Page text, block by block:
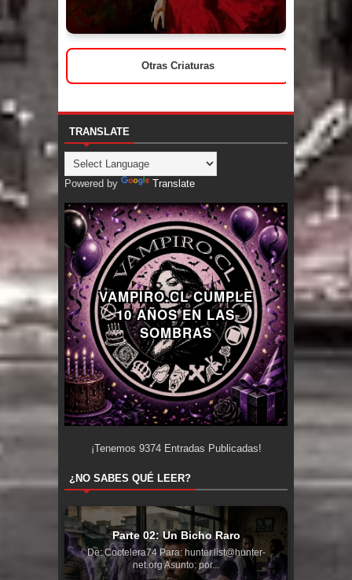
Otras Criaturas
TRANSLATE
Powered by Translate
VAMPIRO.CL CUMPLE
10 AÑOS EN LAS
SOMBRAS
¡Tenemos 9374Entradas Publicadas!
¿NO SABES QUÉ LEER?
Parte 02: Un Bicho Raro
De: Coctelera74 Para: hunter.list@hunter-
net.org Asunto: por...